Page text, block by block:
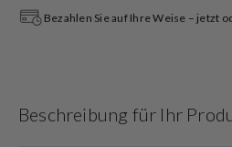
Beschreibung für Ihr
Bezahlen Sie auf Ihre Weise – jetzt